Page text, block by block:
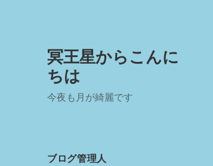
冥王星からこんに
ちは
今夜も月が綺麗です
ブログ管理人